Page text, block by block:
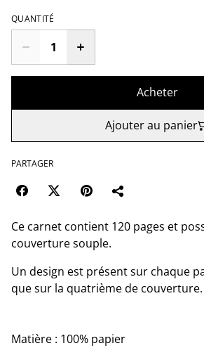
QUANTITÉ
Acheter
Ajouter au panier
PARTAGER
Ce carnet contient 120 pages et
couverture souple.
Un design est présent sur chaque
que sur la quatrième de couverture.
Matière : 100% papier